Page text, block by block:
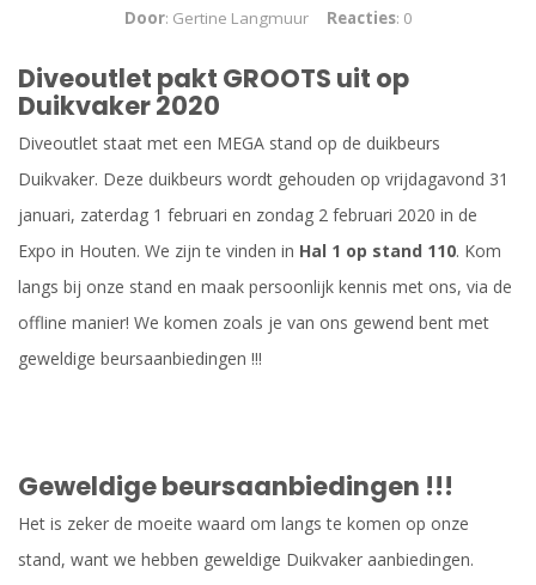
Door: Gertine Langmuur Reacties: 0
Diveoutlet pakt GROOTS uit op
Duikvaker 2020
Diveoutlet staat met een MEGA stand op de duikbeurs
Duikvaker. Deze duikbeurs wordt gehouden op vrijdagavond 31
januari, zaterdag 1 februari en zondag 2 februari 2020 in de
Expo in Houten. We zijn te vinden in Hal 1 op stand 110. Kom
langs bij onze stand en maak persoonlijk kennis met ons, via de
offline manier! We komen zoals je van ons gewend bent met
geweldige beursaanbiedingen !!!
Geweldige beursaanbiedingen !!!
Het is zeker de moeite waard om langs te komen op onze
stand, want we hebben geweldige Duikvaker aanbiedingen.